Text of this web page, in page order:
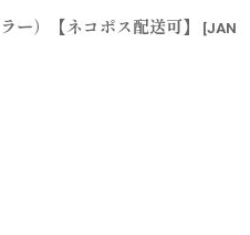
ー）【ネコポス配送可】 [JAN